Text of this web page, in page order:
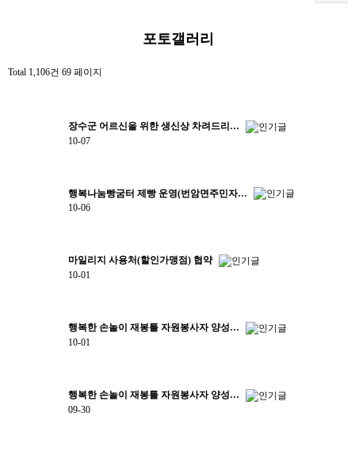
센터활동
포토갤러리
포토갤러리
Total 1,106건 69 페이지
장수군 어르신을 위한 생신상 차려드리…
10-07
행복나눔빵굼터 제빵 운영(번암면주민자…
10-06
마일리지 사용처(할인가맹점) 협약
10-01
행복한 손놀이 재봉틀 자원봉사자 양성…
10-01
행복한 손놀이 재봉틀 자원봉사자 양성…
09-30